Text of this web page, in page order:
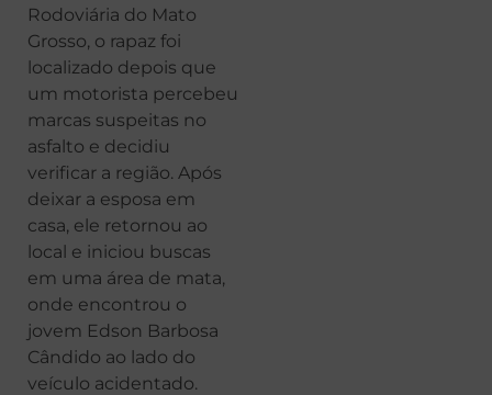
Rodoviária do Mato
Grosso, o rapaz foi
localizado depois que
um motorista percebeu
marcas suspeitas no
asfalto e decidiu
verificar a região. Após
deixar a esposa em
casa, ele retornou ao
local e iniciou buscas
em uma área de mata,
onde encontrou o
jovem Edson Barbosa
Cândido ao lado do
veículo acidentado.